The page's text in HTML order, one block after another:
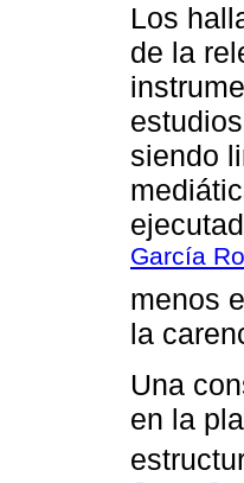
Los
de la
siendo
García
menos
la
Una
en la